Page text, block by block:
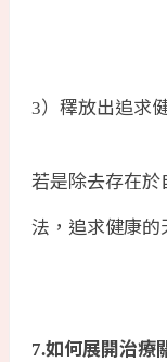
3）䆁放出追求
若是除去存在
法，追求健康
7.如何展開治療